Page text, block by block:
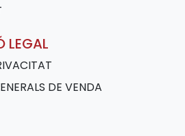
LEGAL
DE VENDA